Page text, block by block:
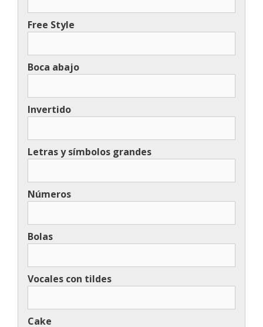
Free Style
Boca abajo
Invertido
Letras y símbolos grandes
Números
Bolas
Vocales con tildes
Cake